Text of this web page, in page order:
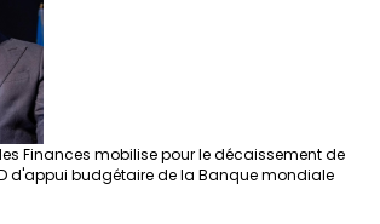
Finances mobilise pour le décaissement de
d'appui budgétaire de la Banque mondiale